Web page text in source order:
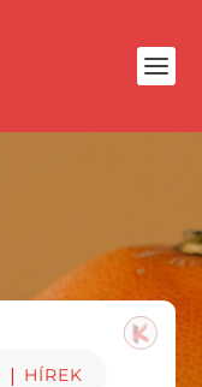
| HÍREK